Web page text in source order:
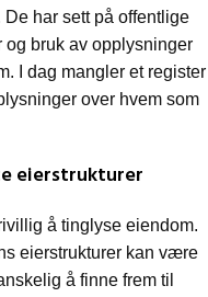
har sett på offentlige
bruk av opplysninger
I dag mangler et register
over hvem som
eierstrukturer
å tinglyse eiendom.
eierstrukturer kan være
å finne frem til